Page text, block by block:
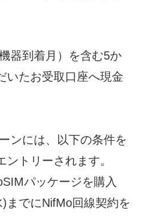
器到着月）を含む5か
いたお受取口座へ現金
ンには、以下の条件を
トリーされます。
パッケージを購入
までにNifMo回線契約を